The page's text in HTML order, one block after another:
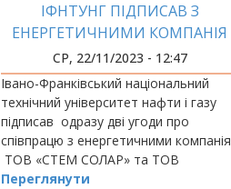
ІФНТУНГ ПІДПИСАВ З
ЕНЕРГЕТИЧНИМИ КОМПАНІЯ
ОДРАЗУ ДВІ УГОДИ ПРО
СПІВПРАЦЮ
СР, 22/11/2023 - 12:47
Івано-Франківський національний
технічний університет нафти і газу
підписав одразу дві угоди про
співпрацю з енергетичними компанія
ТОВ «СТЕМ СОЛАР» та ТОВ
«Прикарпа
Переглянути